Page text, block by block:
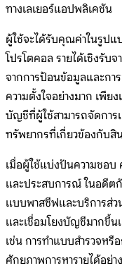
ทางเลเยอร์แอปพลิเคชัน
ผู้ใช้จะได้รับคุณค่าในรูป
โปรโตคอล รายได้เชิงรับ
จากการป้อนข้อมูลและก
ความตั้งใจอย่างมาก เพีย
บัญชีที่ผู้ใช้สามารถจัดกา
ทรัพยากรที่เกี่ยวข้องกับ
เมื่อผู้ใช้แบ่งปันความชอบ
และประสบการณ์ ในอดีต
แบบพาสซีฟและบริการส่
และเชื่อมโยงบัญชีมากขึ้
เช่น การทำแบบสำรวจหรื
ศักยภาพการหารายได้อย่